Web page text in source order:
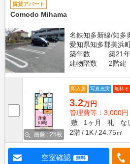
賃貸アパート
Comodo Mihama
名鉄知多新線/知多
愛知県知多郡美浜
築年数
築21年
建物階数
2階建
画像 : 25枚
即入居 写真充実 無料オ
3.2万円
管理費等：3,000円
敷
1ヶ月 礼
な
2階
1K 24.75㎡
空室確認 無料